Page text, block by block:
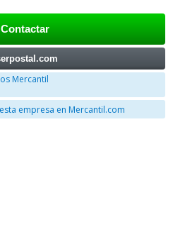
Contactar
Mercantil
empresa en Mercantil.com